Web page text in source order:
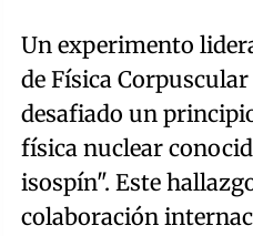
Un experimento
de Física Corpuscular
desafiado un
física nuclear
isospín". Este
colaboración